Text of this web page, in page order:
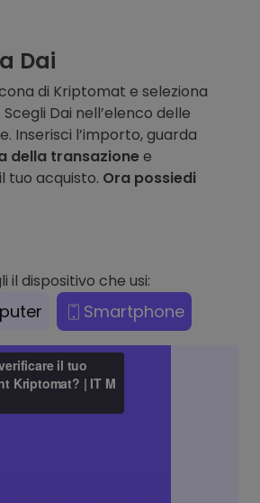
Dai
di Kriptomat e seleziona
. Scegli Dai nell’elenco delle
Inserisci l’importo, guarda
della transazionee
il tuo acquisto. Ora possiedi
il dispositivo che usi:
Smartphone